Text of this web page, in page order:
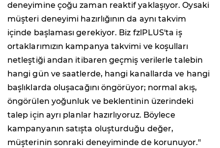
deneyimine çoğu zaman reaktif yaklaşıyor. Oysaki
müşteri deneyimi hazırlığının da aynı takvim
içinde başlaması gerekiyor. Biz fzlPLUS'ta iş
ortaklarımızın kampanya takvimi ve koşulları
netleştiği andan itibaren geçmiş verilerle talebin
hangi gün ve saatlerde, hangi kanallarda ve hangi
başlıklarda oluşacağını öngörüyor; normal akış,
öngörülen yoğunluk ve beklentinin üzerindeki
talep için ayrı planlar hazırlıyoruz. Böylece
kampanyanın satışta oluşturduğu değer,
müşterinin sonraki deneyiminde de korunuyor."